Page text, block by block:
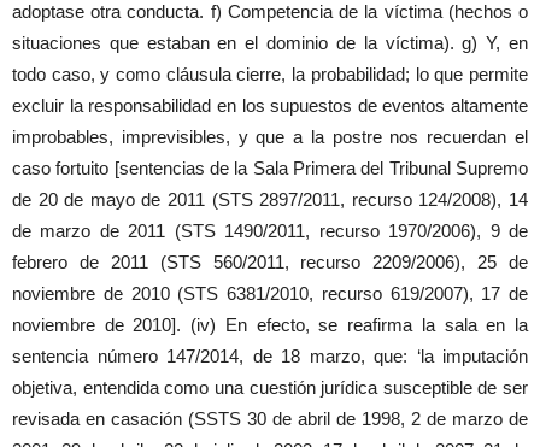
adoptase otra conducta. f) Competencia de la víctima (hechos o
situaciones que estaban en el dominio de la víctima). g) Y, en
todo caso, y como cláusula cierre, la probabilidad; lo que permite
excluir la responsabilidad en los supuestos de eventos altamente
improbables, imprevisibles, y que a la postre nos recuerdan el
caso fortuito [sentencias de la Sala Primera del Tribunal Supremo
de 20 de mayo de 2011 (STS 2897/2011, recurso 124/2008), 14
de marzo de 2011 (STS 1490/2011, recurso 1970/2006), 9 de
febrero de 2011 (STS 560/2011, recurso 2209/2006), 25 de
noviembre de 2010 (STS 6381/2010, recurso 619/2007), 17 de
noviembre de 2010]. (iv) En efecto, se reafirma la sala en la
sentencia número 147/2014, de 18 marzo, que: ‘la imputación
objetiva, entendida como una cuestión jurídica susceptible de ser
revisada en casación (SSTS 30 de abril de 1998, 2 de marzo de